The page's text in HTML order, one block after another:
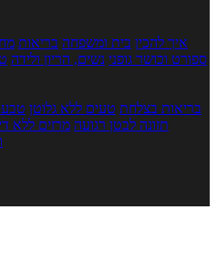
איך להכין בית ומשפחה בריאות
ספורט וכושר גופני נשים, הריון ולידה
בריאות בצלחת טעים ללא גלוטן
תזונה לבטן רגועה מרזים ללא